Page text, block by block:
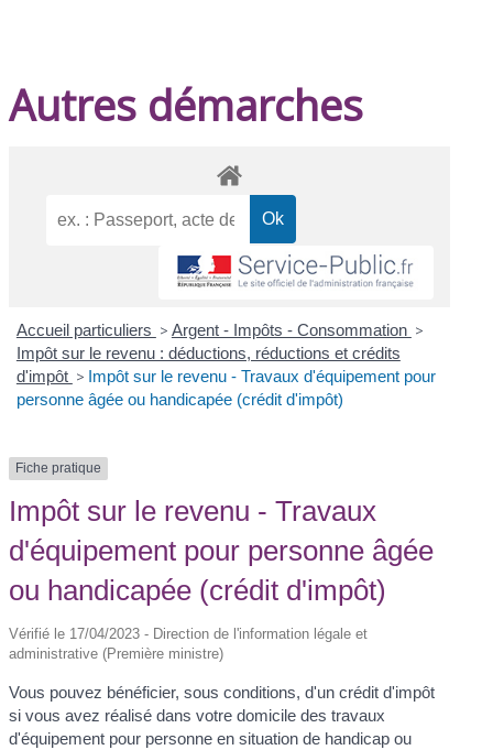
Autres démarches
Accueil particuliers > Argent - Impôts - Consommation >
Impôt sur le revenu : déductions, réductions et crédits
d'impôt > Impôt sur le revenu - Travaux d'équipement pour
personne âgée ou handicapée (crédit d'impôt)
Fiche pratique
Impôt sur le revenu - Travaux
d'équipement pour personne âgée
ou handicapée (crédit d'impôt)
Vérifié le 17/04/2023 - Direction de l'information légale et
administrative (Première ministre)
Vous pouvez bénéficier, sous conditions, d'un crédit d'impôt
si vous avez réalisé dans votre domicile des travaux
d'équipement pour personne en situation de handicap ou